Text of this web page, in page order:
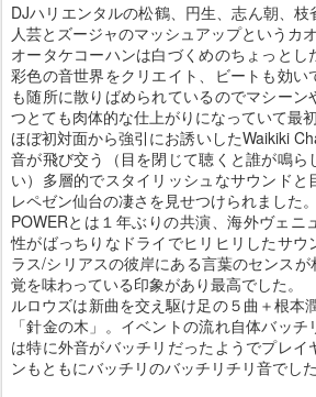
DJハリエンタルの松鶴、円生、志ん朝、
人芸とズージャのマッシュアップというカ
オータケコーハンは白づくめのちょっと
彩色の音世界をクリエイト、ビートも効い
も随所に散りばめられているのでマシー
つとても肉体的な仕上がりになっていて最
ほぼ初対面から強引にお誘いしたWaikiki
音が飛び交う（目を閉じて聴くと誰が鳴ら
い）多層的でスタイリッシュなサウンドと
レペゼン仙台の凄さを見せつけられました。
POWERとは１年ぶりの共演、海外ヴェニ
性がばっちりなドライでヒリヒリしたサウ
ラス/シリアスの彼岸にある言葉のセンス
覚を味わっている印象があり最高でした。
ルロウズは新曲を交え駆け足の５曲＋根本
「針金の木」。イベントの流れ自体バッ
は特に外音がバッチリだったようでプレイ
ンもともにバッチリのバッチリチリ音でした